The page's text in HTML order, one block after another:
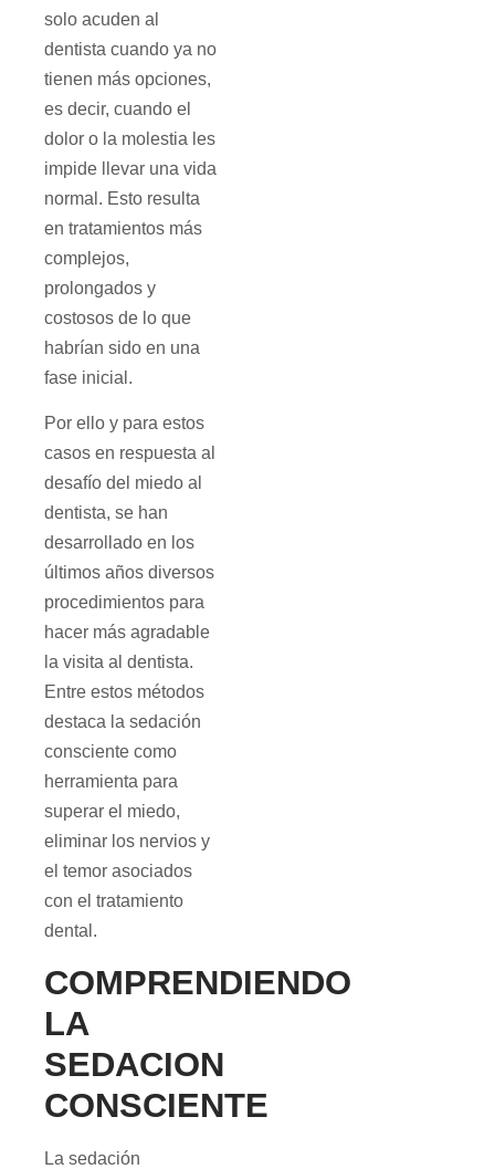
solo acuden al
dentista cuando ya no
tienen más opciones,
es decir, cuando el
dolor o la molestia les
impide llevar una vida
normal. Esto resulta
en tratamientos más
complejos,
prolongados y
costosos de lo que
habrían sido en una
fase inicial.
Por ello y para estos
casos en respuesta al
desafío del miedo al
dentista, se han
desarrollado en los
últimos años diversos
procedimientos para
hacer más agradable
la visita al dentista.
Entre estos métodos
destaca la sedación
consciente como
herramienta para
superar el miedo,
eliminar los nervios y
el temor asociados
con el tratamiento
dental.
COMPRENDIENDO
LA
SEDACION
CONSCIENTE
La sedación